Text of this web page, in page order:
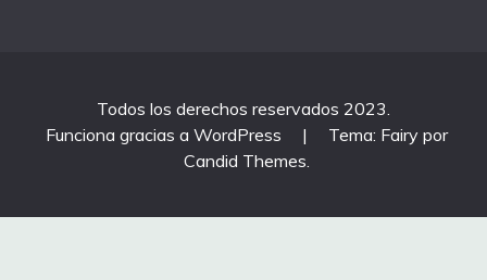
Todos los derechos reservados 2023.
Funciona gracias a WordPress
|
Tema: Fairy por
Candid Themes.